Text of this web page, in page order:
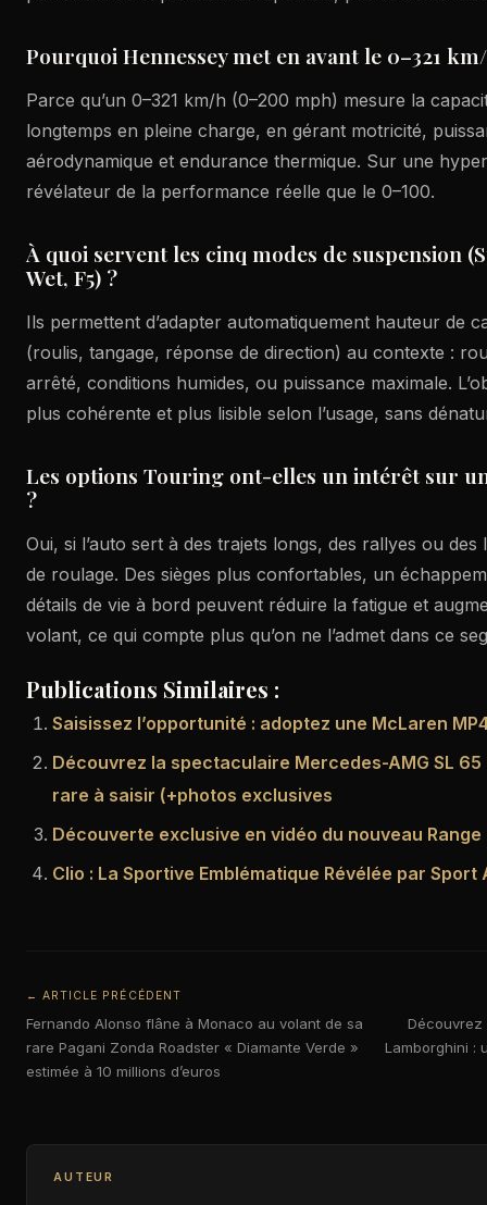
Pourquoi Hennessey met en avant le 0–321
Parce qu’un 0–321 km/h (0–200 mph) mesure la
longtemps en pleine charge, en gérant motricité,
aérodynamique et endurance thermique. Sur une
révélateur de la performance réelle que le 0–100.
À quoi servent les cinq modes de suspension
Wet, F5) ?
Ils permettent d’adapter automatiquement hauteur de
(roulis, tangage, réponse de direction) au contexte :
arrêté, conditions humides, ou puissance maximale.
plus cohérente et plus lisible selon l’usage, sans
Les options Touring ont-elles un intérêt sur
?
Oui, si l’auto sert à des trajets longs, des rallyes ou
de roulage. Des sièges plus confortables, un
détails de vie à bord peuvent réduire la fatigue et
volant, ce qui compte plus qu’on ne l’admet dans ce
Publications Similaires :
Saisissez l’opportunité : adoptez une McLaren
Découvrez la spectaculaire Mercedes-AMG SL
rare à saisir (+photos exclusives
Découverte exclusive en vidéo du nouveau Range
Clio : La Sportive Emblématique Révélée par Sport
← ARTICLE PRÉCÉDENT
Fernando Alonso flâne à Monaco au volant de sa
rare Pagani Zonda Roadster « Diamante Verde »
estimée à 10 millions d’euros
Découvrez
Lamborghini :
AUTEUR